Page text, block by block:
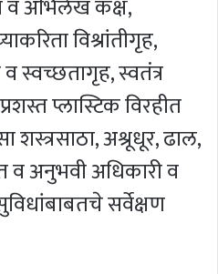
व अभिलेख कक्ष,
विश्रांतीगृह,
स्वच्छतागृह, स्वतंत्र
प्लास्टिक विरहीत
अश्रूधूर, ढाल,
व अनुभवी अधिकारी व
सर्वेक्षण